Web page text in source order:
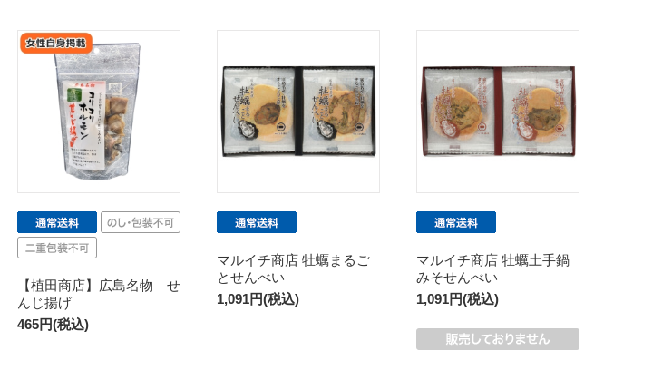
【植田商店】広島名物 せ
んじ揚げ
465円(税込)
マルイチ商店 牡蠣まるご
とせんべい
1,091円(税込)
マルイチ商店 牡蠣土手鍋
みそせんべい
1,091円(税込)